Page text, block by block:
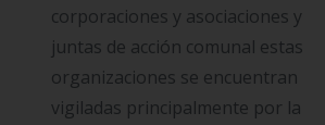
corporaciones y asociaciones y
juntas de acción comunal estas
organizaciones se encuentran
vigiladas principalmente por la